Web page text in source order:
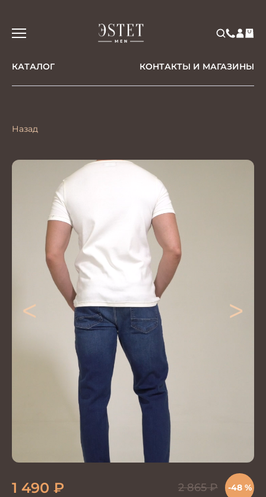
КАТАЛОГ КОНТАКТЫ И МАГАЗИНЫ
Назад
< >
1 490 ₽ 2 865₽ -48 %